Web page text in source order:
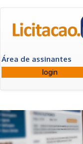
Área de assinantes